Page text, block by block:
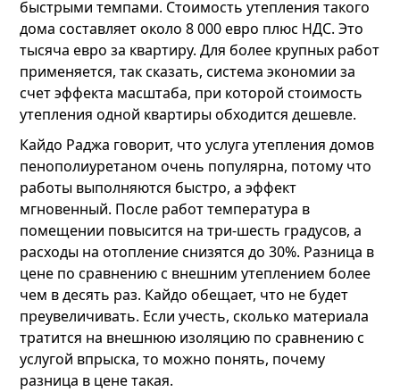
быстрыми темпами. Стоимость утепления такого
дома составляет около 8 000 евро плюс НДС. Это
тысяча евро за квартиру. Для более крупных работ
применяется, так сказать, система экономии за
счет эффекта масштаба, при которой стоимость
утепления одной квартиры обходится дешевле.
Кайдо Раджа говорит, что услуга утепления домов
пенополиуретаном очень популярна, потому что
работы выполняются быстро, а эффект
мгновенный. После работ температура в
помещении повысится на три-шесть градусов, а
расходы на отопление снизятся до 30%. Разница в
цене по сравнению с внешним утеплением более
чем в десять раз. Кайдо обещает, что не будет
преувеличивать. Если учесть, сколько материала
тратится на внешнюю изоляцию по сравнению с
услугой впрыска, то можно понять, почему
разница в цене такая.